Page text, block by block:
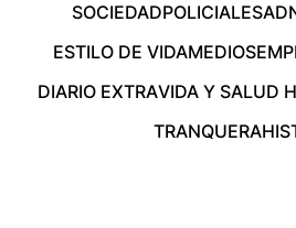
SOCIEDADPOLICIALES
ESTILO DE VIDAMEDIOS
DIARIO EXTRAVIDA Y SALUD
TRANQUERA